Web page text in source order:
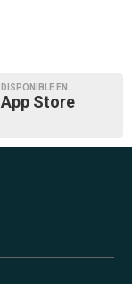
DISPONIBLE EN
App Store